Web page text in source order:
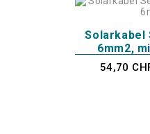
Solarkabel
6mm2,
54,70